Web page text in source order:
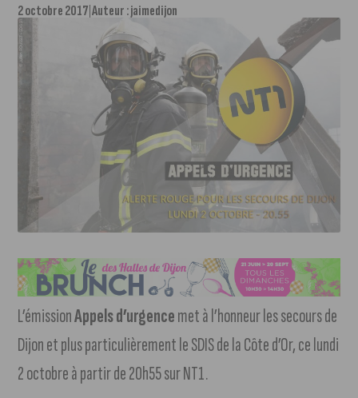
2 octobre 2017 Auteur :jaimedijon
L’émissionAppels d’urgencemet à l’honneur les secours de
Dijon et plus particulièrement le SDIS de la Côte d’Or, ce lundi
2 octobre à partir de 20h55 sur NT1.